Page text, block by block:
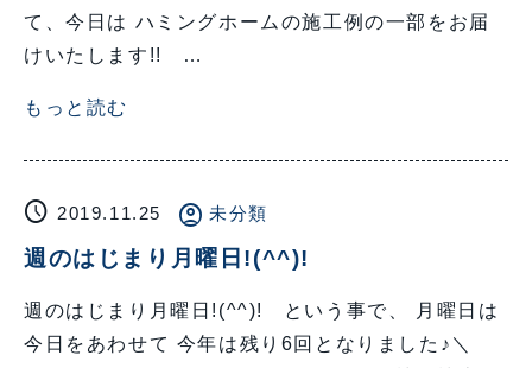
て、今日は ハミングホームの施工例の一部をお届
けいたします!! …
もっと読む
schedule 2019.11.25 account_circle 未分類
週のはじまり月曜日!(^^)!
週のはじまり月曜日!(^^)! という事で、 月曜日は
今日をあわせて 今年は残り6回となりました♪＼